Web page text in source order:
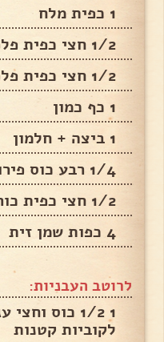
1 כפית מלח
1/2 חצי כפית פלפל שחור
1/2 חצי כפית פלפלת חריפה
1 כף כמון
1 ביצה + חלמון
1/4 רבע כוס פירורי לחם
1/2 חצי כפית כורכום
4 כפות שמן זית
לרוטב העבניות:
1 1/2 כוס
לקוביות קטנות